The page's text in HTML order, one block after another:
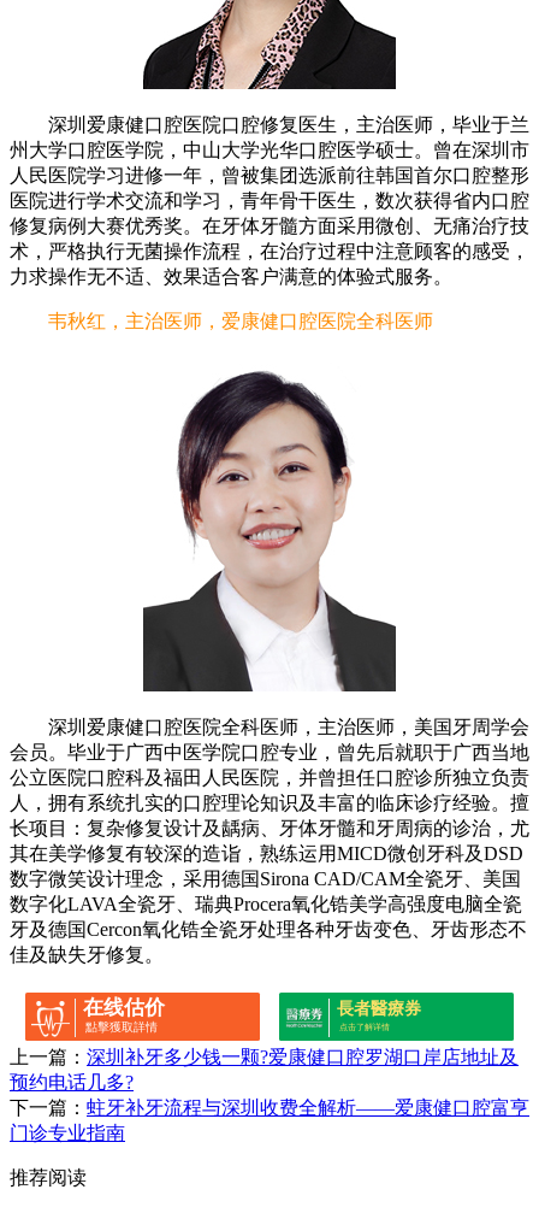
深圳爱康健口腔医院口腔修复医生，主治医师，毕业于兰
州大学口腔医学院，中山大学光华口腔医学硕士。曾在深圳市
人民医院学习进修一年，曾被集团选派前往韩国首尔口腔整形
医院进行学术交流和学习，青年骨干医生，数次获得省内口腔
修复病例大赛优秀奖。在牙体牙髓方面采用微创、无痛治疗技
术，严格执行无菌操作流程，在治疗过程中注意顾客的感受，
力求操作无不适、效果适合客户满意的体验式服务。
韦秋红，主治医师，爱康健口腔医院全科医师
深圳爱康健口腔医院全科医师，主治医师，美国牙周学会
会员。毕业于广西中医学院口腔专业，曾先后就职于广西当地
公立医院口腔科及福田人民医院，并曾担任口腔诊所独立负责
人，拥有系统扎实的口腔理论知识及丰富的临床诊疗经验。擅
长项目：复杂修复设计及龋病、牙体牙髓和牙周病的诊治，尤
其在美学修复有较深的造诣，熟练运用MICD微创牙科及DSD
数字微笑设计理念，采用德国Sirona CAD/CAM全瓷牙、美国
数字化LAVA全瓷牙、瑞典Procera氧化锆美学高强度电脑全瓷
牙及德国Cercon氧化锆全瓷牙处理各种牙齿变色、牙齿形态不
佳及缺失牙修复。
在线估价
點擊獲取詳情
長者醫療券
点击了解详情
上一篇： 深圳补牙多少钱一颗?爱康健口腔罗湖口岸店地址及
预约电话几多?
下一篇： 蛀牙补牙流程与深圳收费全解析——爱康健口腔富亨
门诊专业指南
推荐阅读